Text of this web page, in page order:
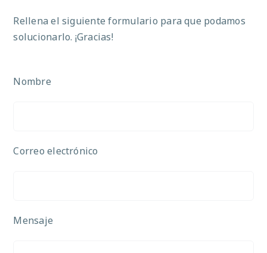
Rellena el siguiente formulario para que podamos
solucionarlo. ¡Gracias!
Nombre
Correo electrónico
Mensaje